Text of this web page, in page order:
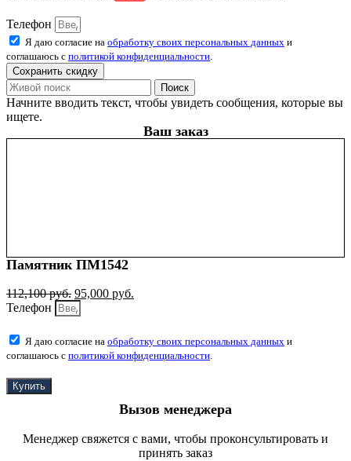
Телефон
Я даю согласие на обработку своих персональных данных и
соглашаюсь с политикой конфиденциальности.
Сохранить скидку
Поиск
Начните вводить текст, чтобы увидеть сообщения, которые вы
ищете.
Ваш заказ
Памятник ПМ1542
112,100руб. 95,000 руб.
Телефон
Я даю согласие на обработку своих персональных данных и
соглашаюсь с политикой конфиденциальности.
Купить
Вызов менеджера
Менеджер свяжется с вами, чтобы проконсультировать и
принять заказ